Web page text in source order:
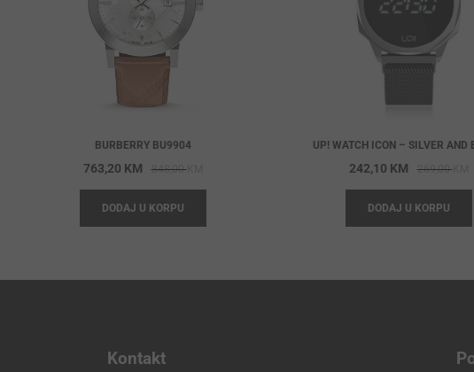
BURBERRY BU9904
848,00KM
price
848,00 KM.
763,20 KM
price
763,20 KM.
DODAJ U KORPU
UP! WATCH ICON – SILVER AND
269,00KM
242,10 KM
DODAJ U KORPU
Kontakt